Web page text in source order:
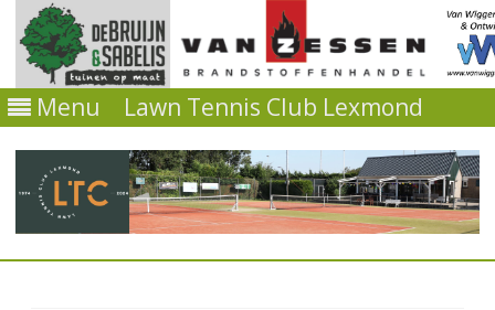
Menu Lawn Tennis Club Lexmond